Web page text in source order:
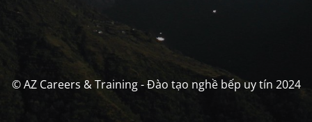
© AZ Careers & Training - Đào tạo nghề bếp uy tín 2024